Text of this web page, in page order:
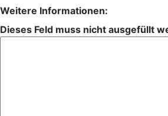
Weitere Informationen:
Dieses Feld muss nicht ausgefüllt